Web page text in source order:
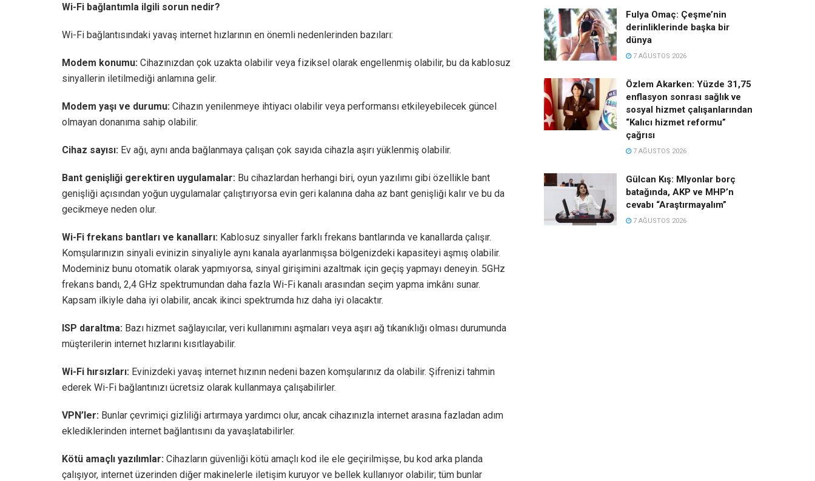
Wi-Fi bağlantımla ilgili sorun nedir?
Wi-Fi bağlantısındaki yavaş internet hızlarının en önemli nedenlerinden bazıları:
Modem konumu: Cihazınızdan çok uzakta olabilir veya fiziksel olarak engellenmiş olabilir, bu da kablosuz
sinyallerin iletilmediği anlamına gelir.
Modem yaşı ve durumu: Cihazın yenilenmeye ihtiyacı olabilir veya performansı etkileyebilecek güncel
olmayan donanıma sahip olabilir.
Cihaz sayısı: Ev ağı, aynı anda bağlanmaya çalışan çok sayıda cihazla aşırı yüklenmiş olabilir.
Bant genişliği gerektiren uygulamalar: Bu cihazlardan herhangi biri, oyun yazılımı gibi özellikle bant
genişliği açısından yoğun uygulamalar çalıştırıyorsa evin geri kalanına daha az bant genişliği kalır ve bu da
gecikmeye neden olur.
Wi-Fi frekans bantları ve kanalları: Kablosuz sinyaller farklı frekans bantlarında ve kanallarda çalışır.
Komşularınızın sinyali evinizin sinyaliyle aynı kanala ayarlanmışsa bölgenizdeki kapasiteyi aşmış olabilir.
Modeminiz bunu otomatik olarak yapmıyorsa, sinyal girişimini azaltmak için geçiş yapmayı deneyin. 5GHz
frekans bandı, 2,4 GHz spektrumundan daha fazla Wi-Fi kanalı arasından seçim yapma imkânı sunar.
Kapsam ilkiyle daha iyi olabilir, ancak ikinci spektrumda hız daha iyi olacaktır.
ISP daraltma: Bazı hizmet sağlayıcılar, veri kullanımını aşmaları veya aşırı ağ tıkanıklığı olması durumunda
müşterilerin internet hızlarını kısıtlayabilir.
Wi-Fi hırsızları: Evinizdeki yavaş internet hızının nedeni bazen komşularınız da olabilir. Şifrenizi tahmin
ederek Wi-Fi bağlantınızı ücretsiz olarak kullanmaya çalışabilirler.
VPN’ler: Bunlar çevrimiçi gizliliği artırmaya yardımcı olur, ancak cihazınızla internet arasına fazladan adım
eklediklerinden internet bağlantısını da yavaşlatabilirler.
Kötü amaçlı yazılımlar: Cihazların güvenliği kötü amaçlı kod ile ele geçirilmişse, bu kod arka planda
çalışıyor, internet üzerinden diğer makinelerle iletişim kuruyor ve bellek kullanıyor olabilir; tüm bunlar
Fulya Omaç: Çeşme’nin
derinliklerinde başka bir
dünya
7 AĞUSTOS 2026
Özlem Akarken: Yüzde 31,75
enflasyon sonrası sağlık ve
sosyal hizmet çalışanlarından
“Kalıcı hizmet reformu”
çağrısı
7 AĞUSTOS 2026
Gülcan Kış: Mlyonlar borç
batağında, AKP ve MHP’n
cevabı “Araştırmayalım”
7 AĞUSTOS 2026